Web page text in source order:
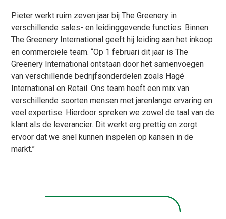
Pieter werkt ruim zeven jaar bij The Greenery in
verschillende sales- en leidinggevende functies. Binnen
The Greenery International geeft hij leiding aan het inkoop
en commerciële team. “Op 1 februari dit jaar is The
Greenery International ontstaan door het samenvoegen
van verschillende bedrijfsonderdelen zoals Hagé
International en Retail. Ons team heeft een mix van
verschillende soorten mensen met jarenlange ervaring en
veel expertise. Hierdoor spreken we zowel de taal van de
klant als de leverancier. Dit werkt erg prettig en zorgt
ervoor dat we snel kunnen inspelen op kansen in de
markt.”